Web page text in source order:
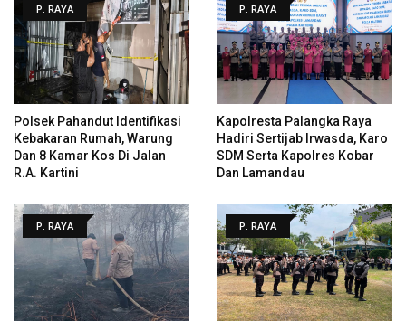
P. RAYA
Polsek Pahandut Identifikasi
Kebakaran Rumah, Warung
Dan 8 Kamar Kos Di Jalan
R.A. Kartini
P. RAYA
Kapolresta Palangka Raya
Hadiri Sertijab Irwasda, Karo
SDM Serta Kapolres Kobar
Dan Lamandau
P. RAYA P. RAYA